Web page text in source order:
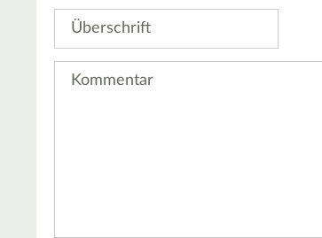
Überschrift